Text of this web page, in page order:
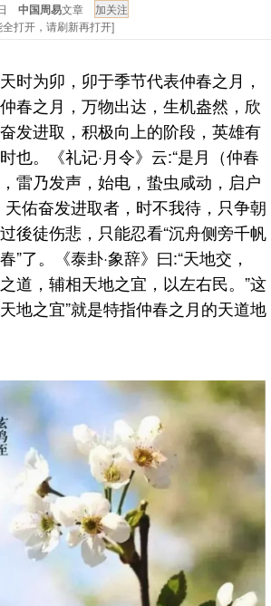
批年运说明
2025-10-12
德轩商标及LOGO注册声明
2021-9-7
中国周易文章
打开，请刷新再打开]
为卯，卯于季节代表仲春之月，
春之月，万物出达，生机盎然，欣
发进取，积极向上的阶段，英雄有
也。《礼记·月令》云:“是月（仲春
雷乃发声，始电，蛰虫咸动，启户
天佑奋发进取者，时不我待，只争朝
後徒伤悲，只能忍看“沉舟侧旁千帆
”了。《泰卦·象辞》曰:“天地交，
道，辅相天地之宜，以左右民。”这
地之宜”就是特指仲春之月的天道地